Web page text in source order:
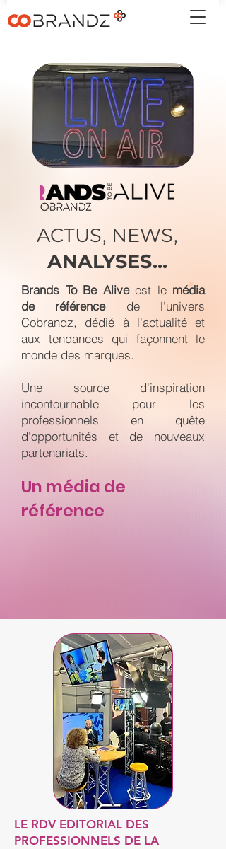
ACTUS, NEWS,
ANALYSES...
Brands To Be Aliveest le média
de référencede l'univers
Cobrandz, dédié à l'actualité et
aux tendances qui façonnent le
monde des marques.
Une source d'inspiration
incontournable pour les
professionnels en quête
d'opportunités et de nouveaux
partenariats.
Un média de
référence
LE RDV EDITORIAL DES
PROFESSIONNELS DE LA